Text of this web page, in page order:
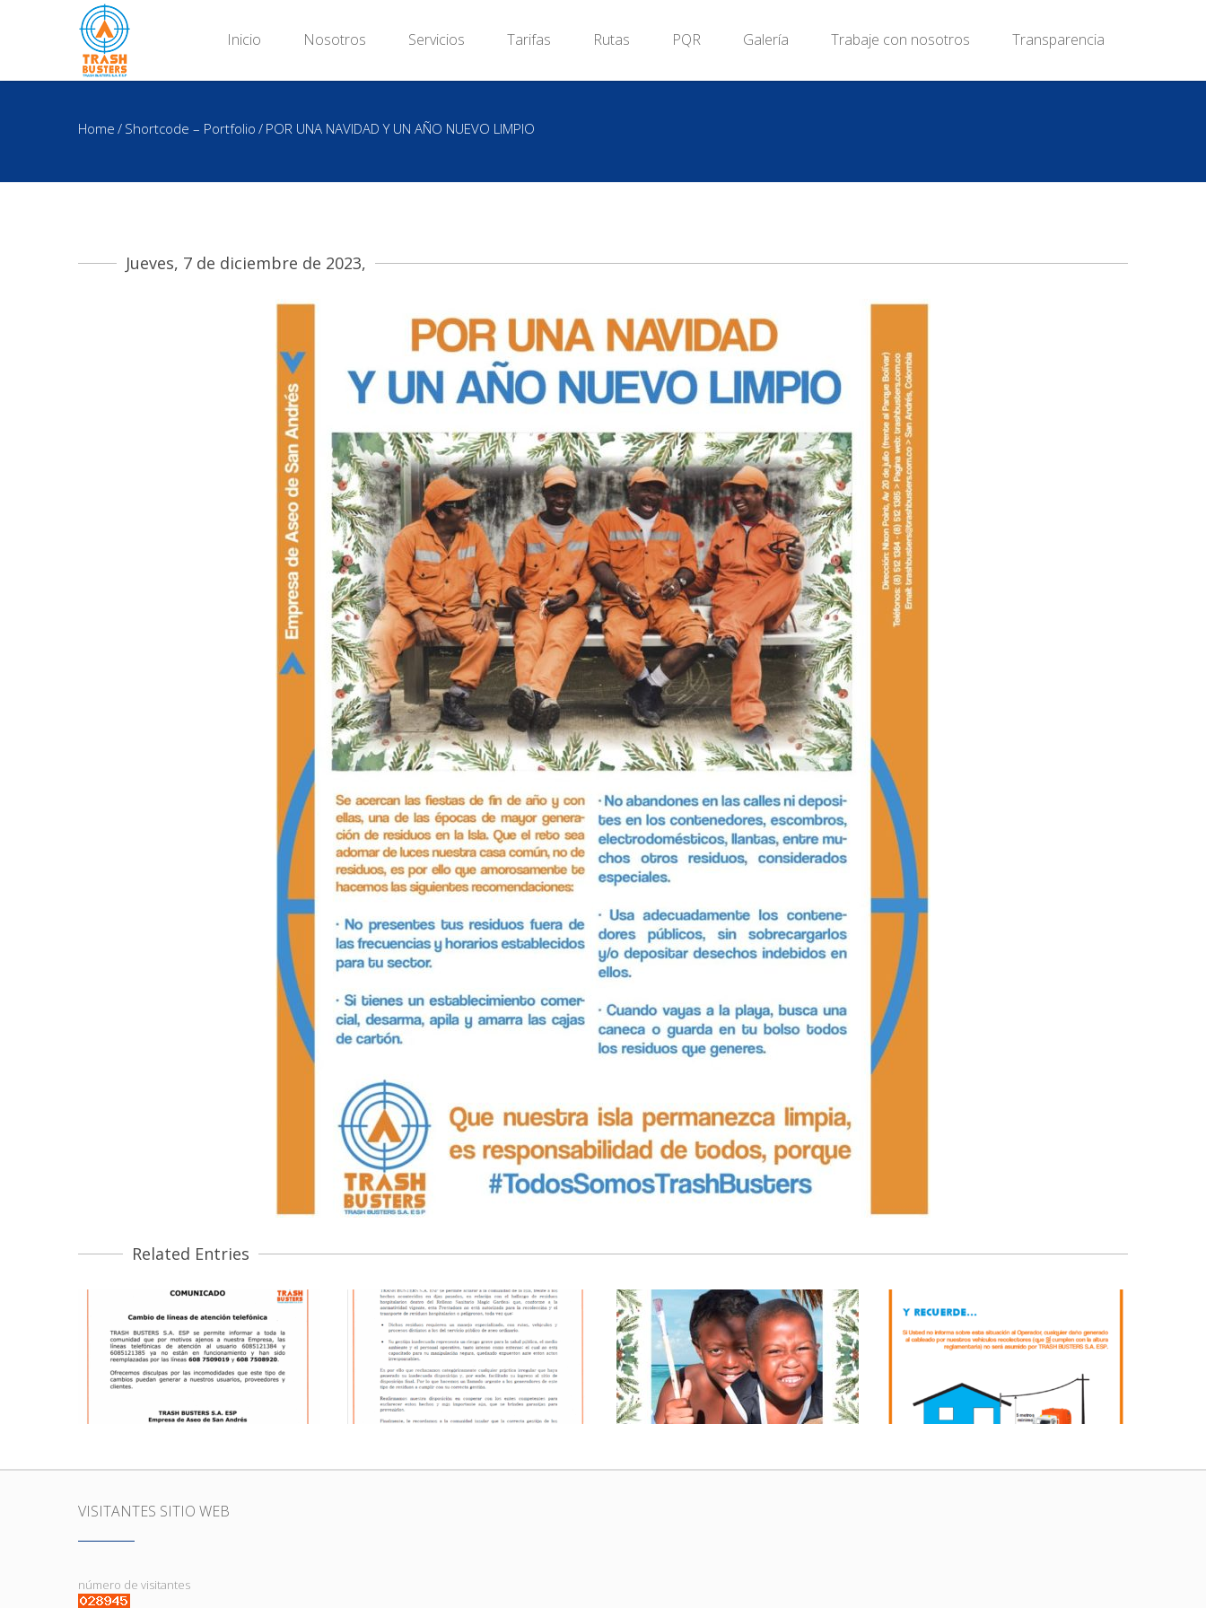
Inicio Nosotros Servicios Tarifas Rutas PQR Galería Trabaje con nosotros Transparencia
Home / Shortcode – Portfolio / POR UNA NAVIDAD Y UN AÑO NUEVO LIMPIO
Jueves, 7 de diciembre de 2023,
Related Entries
COMUNICADO – CAMBIO DE
LINEAS DE ATENCIÓN
TELEFÓNICA
COMUNICADO – RESIDUOS
HOSPITALARIOS
BASURAS, COMUNIDAD
FELICES FIESTAS Y PROSPERO
AÑO NUEVO 2024
BASURAS, COMUNIDAD
AVISO – ALTURA DE
ACOMETIDAS
BASURAS, COMUNIDAD
VISITANTES SITIO WEB
número de visitantes